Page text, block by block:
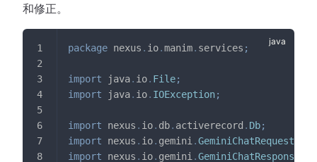
和修正。
package nexus . io.manim. services ;
import java. io. File;
import
java. io. IOException;
import nexus . io. db. activerecord . Db;
import
nexus . io. gemini .GeminiChatRequestVo
import
nexus . io. gemini .GeminiChatResponseVo